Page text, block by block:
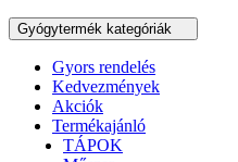
Gyógytermék kategóriák
Gyors rendelés
Kedvezmények
Akciók
Termékajánló
TÁPOK